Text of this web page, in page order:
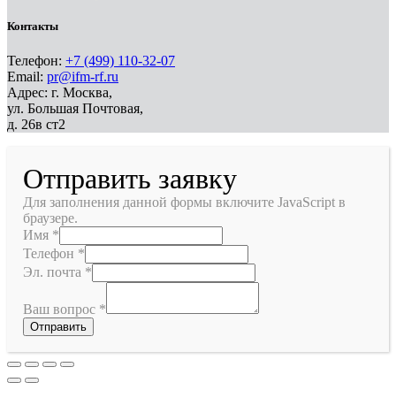
Контакты
Телефон: +7 (499) 110-32-07
Email: pr@ifm-rf.ru
Адрес: г. Москва,
ул. Большая Почтовая,
д. 26в ст2
Отправить заявку
Для заполнения данной формы включите JavaScript в
браузере.
Имя *
Телефон *
Эл. почта *
Ваш вопрос *
Отправить